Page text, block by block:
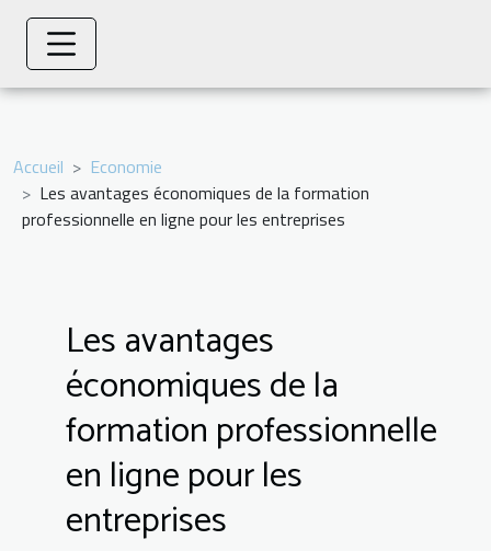
Accueil
Economie
Les avantages économiques de la formation
professionnelle en ligne pour les entreprises
Les avantages
économiques de la
formation professionnelle
en ligne pour les
entreprises